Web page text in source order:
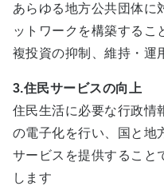
あらゆる地方公共団体に
ットワークを構築するこ
複投資の抑制、維持・運
3.住民サービスの向上
住民生活に必要な行政情
の電子化を行い、国と地
サービスを提供すること
します